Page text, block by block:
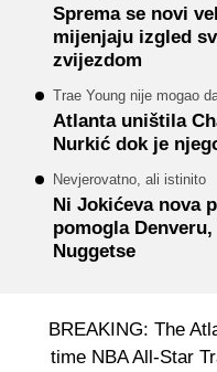
Sprema se novi
mijenjaju izgled
zvijezdom
Trae Young nije mogao
Atlanta uništila
Nurkić dok je
Nevjerovatno, ali istinito
Ni Jokićeva nova
pomogla
Nuggetse
BREAKING: The
time NBA All-Star